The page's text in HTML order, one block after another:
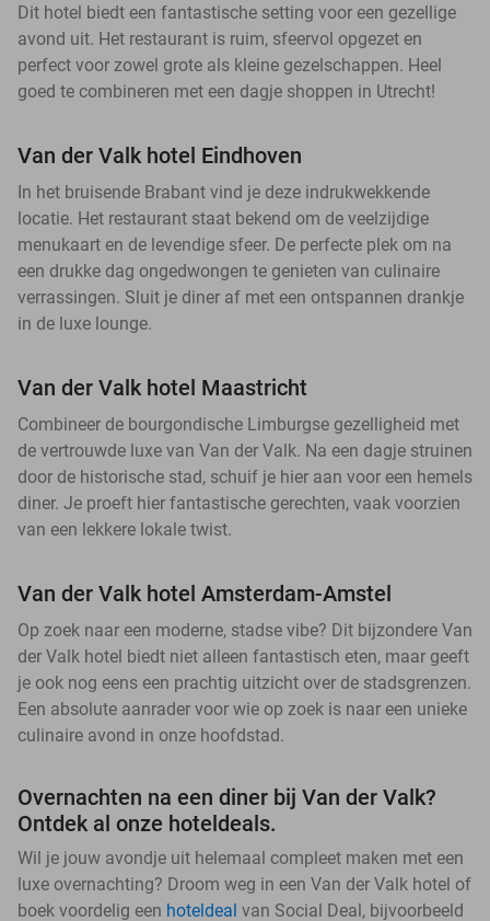
Dit hotel biedt een fantastische setting voor een gezellige
avond uit. Het restaurant is ruim, sfeervol opgezet en
perfect voor zowel grote als kleine gezelschappen. Heel
goed te combineren met een dagje shoppen in Utrecht!
Van der Valk hotel Eindhoven
In het bruisende Brabant vind je deze indrukwekkende
locatie. Het restaurant staat bekend om de veelzijdige
menukaart en de levendige sfeer. De perfecte plek om na
een drukke dag ongedwongen te genieten van culinaire
verrassingen. Sluit je diner af met een ontspannen drankje
in de luxe lounge.
Van der Valk hotel Maastricht
Combineer de bourgondische Limburgse gezelligheid met
de vertrouwde luxe van Van der Valk. Na een dagje struinen
door de historische stad, schuif je hier aan voor een hemels
diner. Je proeft hier fantastische gerechten, vaak voorzien
van een lekkere lokale twist.
Van der Valk hotel Amsterdam-Amstel
Op zoek naar een moderne, stadse vibe? Dit bijzondere Van
der Valk hotel biedt niet alleen fantastisch eten, maar geeft
je ook nog eens een prachtig uitzicht over de stadsgrenzen.
Een absolute aanrader voor wie op zoek is naar een unieke
culinaire avond in onze hoofdstad.
Overnachten na een diner bij Van der Valk?
Ontdek al onze hoteldeals.
Wil je jouw avondje uit helemaal compleet maken met een
luxe overnachting? Droom weg in een Van der Valk hotel of
boek voordelig een hoteldeal van Social Deal, bijvoorbeeld